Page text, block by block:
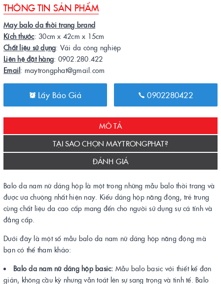
THÔNG TIN SẢN PHẨM
May balo da thời trang brand
Kích thước: 30cm x 42cm x 15cm
Chất liệu sử dụng: Vải da công nghiệp
Liên hệ đặt hàng: 0902.280.422
Email: maytrongphat@gmail.com
Lấy Báo Giá 0902280422
MÔ TẢ
TẠI SAO CHỌN MAYTRONGPHAT?
ĐÁNH GIÁ
Balo da nam nữ dáng hộp là một trong những mẫu balo thời trang và
được ưa chuộng nhất hiện nay. Kiểu dáng hộp năng động, trẻ trung
cùng chất liệu da cao cấp mang đến cho người sử dụng sự cá tính và
đẳng cấp.
Dưới đây là một số mẫu balo da nam nữ dáng hộp năng động mà
bạn có thể tham khảo:
Balo da nam nữ dáng hộp basic: Mẫu balo basic với thiết kế đơn
giản, không cầu kỳ nhưng vẫn toát lên sự sang trọng và tinh tế. Balo